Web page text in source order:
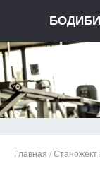
Главная / Станожект